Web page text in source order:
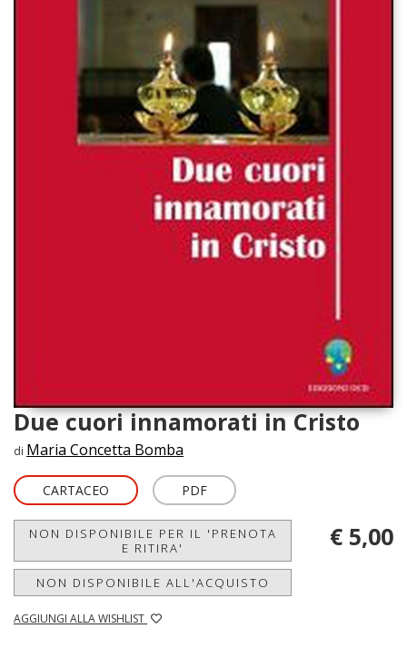
Due cuori innamorati in Cristo
di Maria Concetta Bomba
CARTACEO PDF
NON DISPONIBILE PER IL 'PRENOTA
E RITIRA'
NON DISPONIBILE ALL'ACQUISTO
AGGIUNGI ALLA WISHLIST
€ 5,00